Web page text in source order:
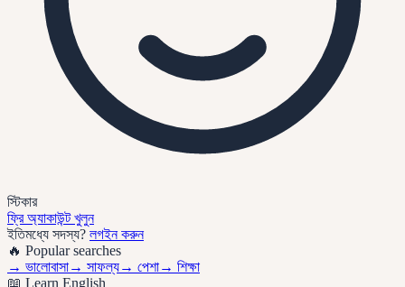
স্টিকার
ফ্রি অ্যাকাউন্ট খুলুন
ইতিমধ্যে সদস্য? লগইন করুন
🔥 Popular searches
→ ভালোবাসা→ সাফল্য→ পেশা→ শিক্ষা
📖 Learn English